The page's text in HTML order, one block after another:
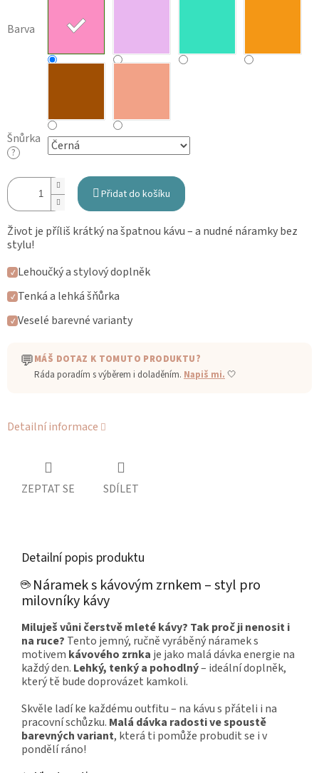
Barva
Šnůrka
?
Přidat do košíku
Život je příliš krátký na špatnou kávu – a nudné náramky bez
stylu!
✓ Lehoučký a stylový doplněk
✓ Tenká a lehká šňůrka
✓ Veselé barevné varianty
💬MÁŠ DOTAZ K TOMUTO PRODUKTU?
Ráda poradím s výběrem i doladěním. Napiš mi. 🤍
Detailní informace
ZEPTAT SE SDÍLET
Detailní popis produktu
☕ Náramek s kávovým zrnkem – styl pro
milovníky kávy
Miluješ vůni čerstvě mleté kávy? Tak proč ji nenosit i
na ruce? Tento jemný, ručně vyráběný náramek s
motivem kávového zrnka je jako malá dávka energie na
každý den. Lehký, tenký a pohodlný– ideální doplněk,
který tě bude doprovázet kamkoli.
Skvěle ladí ke každému outfitu – na kávu s přáteli i na
pracovní schůzku. Malá dávka radosti ve spoustě
barevných variant, která ti pomůže probudit se i v
pondělí ráno!